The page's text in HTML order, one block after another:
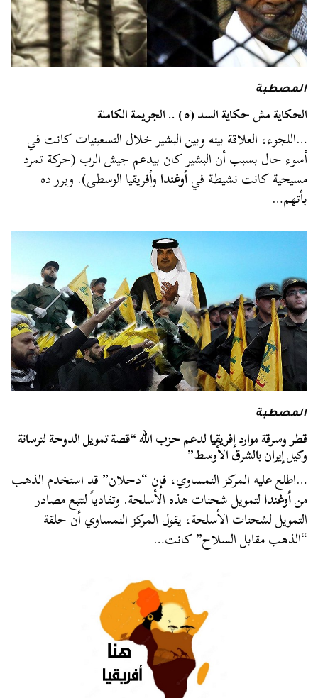
المصطبة
الحكاية مش حكاية السد (٥) .. الجريمة الكاملة
…اللجوء، العلاقة بينه وبين البشير خلال التسعينيات كانت في
أسوء حال بسبب أن البشير كان بيدعم جيش الرب (حركة تمرد
مسيحية كانت نشيطة فيأوغنداوأفريقيا الوسطى). وبرر ده
بأتهم…
المصطبة
قطر وسرقة موارد إفريقيا لدعم حزب الله “قصة تمويل الدوحة لترسانة
وكيل إيران بالشرق الأوسط”
…اطلع عليه المركز النمساوي، فإن “دحلان” قد استخدم الذهب
منأوغندالتمويل شحنات هذه الأسلحة. وتفادياً لتتبع مصادر
التمويل لشحنات الأسلحة، يقول المركز النمساوي أن حلقة
“الذهب مقابل السلاح” كانت…